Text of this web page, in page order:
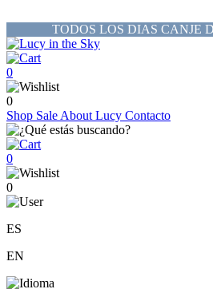
TODOS LOS DIAS CANJE
0
0
Shop Sale About Lucy Contacto
0
0
ES
EN